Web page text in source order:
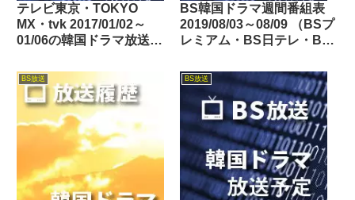
テレビ東京・TOKYO
MX・tvk 2017/01/02～
01/06の韓国ドラマ放送予
BS韓国ドラマ週間番組表
2019/08/03～08/09 （BSプ
レミアム・BS日テレ・BS
東・BSフジ）
BS放送 BS放送